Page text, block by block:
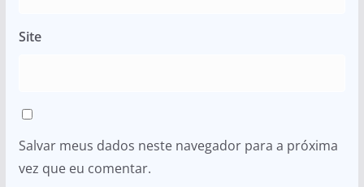
Site
Salvar meus dados neste navegador para a próxima
vez que eu comentar.